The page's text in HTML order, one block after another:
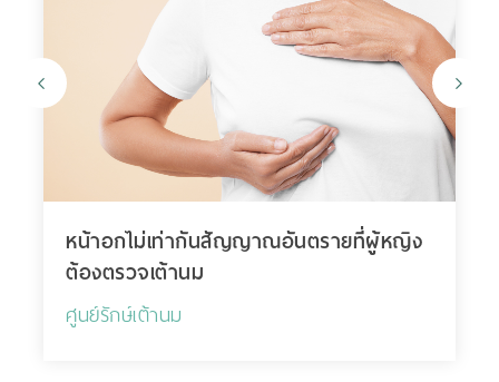
หน้าอกไม่เท่ากันสัญญาณอันตรายที่ผู้หญิง
ต้องตรวจเต้านม
ศูนย์รักษ์เต้านม